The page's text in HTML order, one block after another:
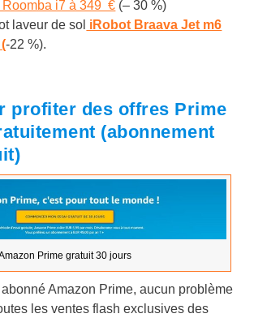
Roomba i7 à 349 € (– 30 %)
laveur de sol iRobot Braava Jet m6
-22 %).
profiter des offres Prime
(abonnement
Prime gratuit 30 jours
Amazon Prime, aucun problème
les ventes flash exclusives des